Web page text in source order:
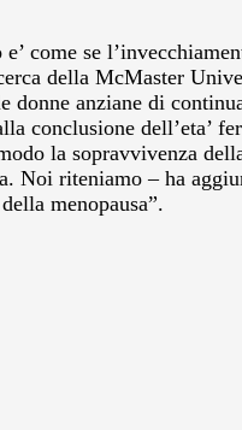
come se
della McMaster
donne anziane di
conclusione dell’eta’
la sopravvivenza
Noi riteniamo – ha
menopausa”.